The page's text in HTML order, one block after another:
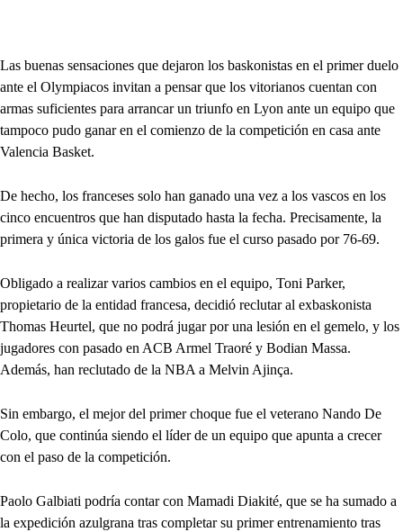
Las buenas sensaciones que dejaron los baskonistas en el primer duelo
ante el Olympiacos invitan a pensar que los vitorianos cuentan con
armas suficientes para arrancar un triunfo en Lyon ante un equipo que
tampoco pudo ganar en el comienzo de la competición en casa ante
Valencia Basket.
De hecho, los franceses solo han ganado una vez a los vascos en los
cinco encuentros que han disputado hasta la fecha. Precisamente, la
primera y única victoria de los galos fue el curso pasado por 76-69.
Obligado a realizar varios cambios en el equipo, Toni Parker,
propietario de la entidad francesa, decidió reclutar al exbaskonista
Thomas Heurtel, que no podrá jugar por una lesión en el gemelo, y los
jugadores con pasado en ACB Armel Traoré y Bodian Massa.
Además, han reclutado de la NBA a Melvin Ajinça.
Sin embargo, el mejor del primer choque fue el veterano Nando De
Colo, que continúa siendo el líder de un equipo que apunta a crecer
con el paso de la competición.
Paolo Galbiati podría contar con Mamadi Diakité, que se ha sumado a
la expedición azulgrana tras completar su primer entrenamiento tras